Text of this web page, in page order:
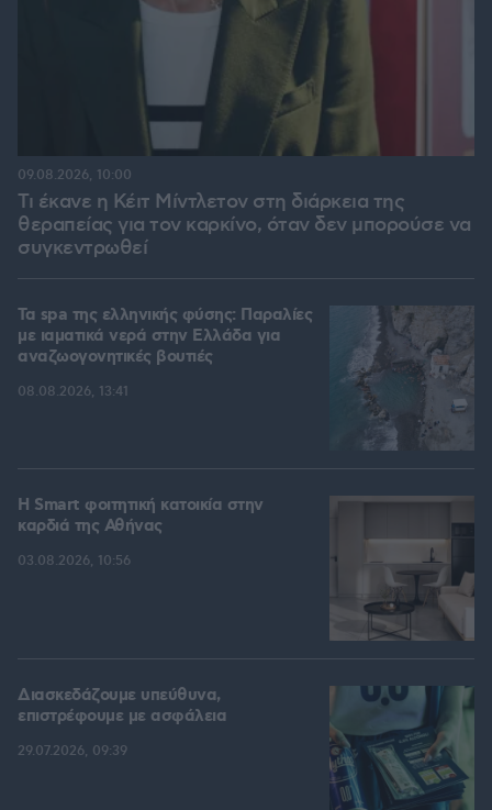
Τι έκανε η Κέιτ Μίντλετον στη διάρκεια της
θεραπείας για τον καρκίνο, όταν δεν μπορούσε να
συγκεντρωθεί
09.08.2026, 10:00
Τα spa της ελληνικής φύσης: Παραλίες
με ιαματικά νερά στην Ελλάδα για
αναζωογονητικές βουτιές
08.08.2026, 13:41
Η Smart φοιτητική κατοικία στην
καρδιά της Αθήνας
03.08.2026, 10:56
Διασκεδάζουμε υπεύθυνα,
επιστρέφουμε με ασφάλεια
29.07.2026, 09:39